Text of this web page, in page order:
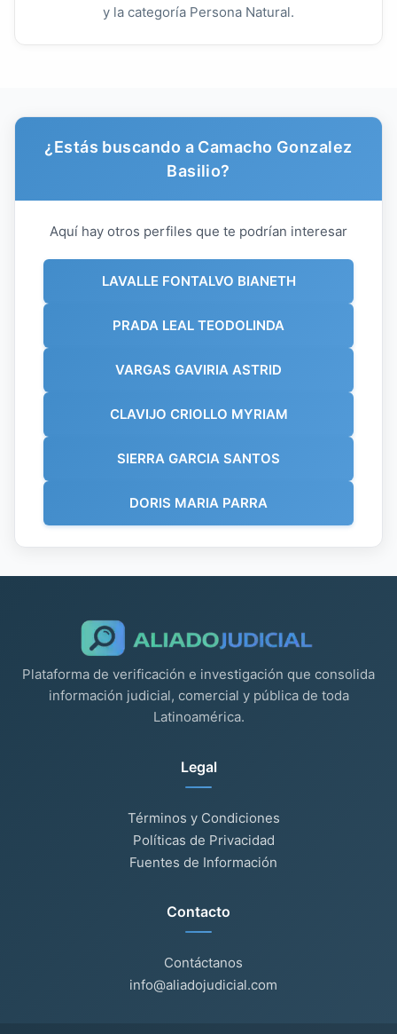
y la categoría Persona Natural.
¿Estás buscando a Camacho Gonzalez
Basilio?
Aquí hay otros perfiles que te podrían interesar
LAVALLE FONTALVO BIANETH
PRADA LEAL TEODOLINDA
VARGAS GAVIRIA ASTRID
CLAVIJO CRIOLLO MYRIAM
SIERRA GARCIA SANTOS
DORIS MARIA PARRA
Plataforma de verificación e investigación que consolida
información judicial, comercial y pública de toda
Latinoamérica.
Legal
Términos y Condiciones
Políticas de Privacidad
Fuentes de Información
Contacto
Contáctanos
info@aliadojudicial.com